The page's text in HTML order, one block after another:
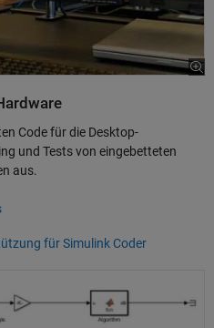
Code für die Desktop-
und Tests von eingebetteten
aus.
für Simulink Coder